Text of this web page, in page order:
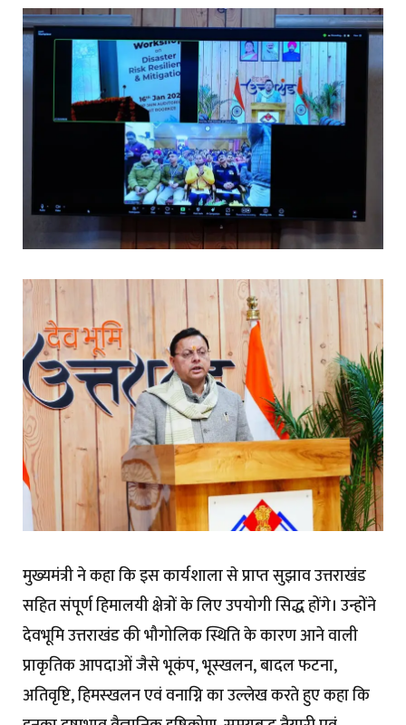
मुख्यमंत्री ने कहा कि इस कार्यशाला से प्राप्त सुझाव उत्तराखंड
सहित संपूर्ण हिमालयी क्षेत्रों के लिए उपयोगी सिद्ध होंगे। उन्होंने
देवभूमि उत्तराखंड की भौगोलिक स्थिति के कारण आने वाली
प्राकृतिक आपदाओं जैसे भूकंप, भूस्खलन, बादल फटना,
अतिवृष्टि, हिमस्खलन एवं वनाग्नि का उल्लेख करते हुए कहा कि